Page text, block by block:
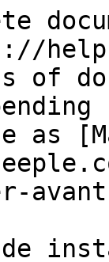
of
as